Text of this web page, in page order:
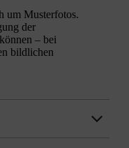
um Musterfotos.
der
– bei
bildlichen